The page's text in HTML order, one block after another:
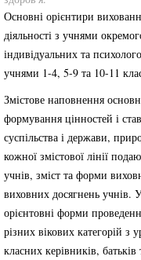
Основні орієнтири
діяльності з учнями
індивідуальних та
учнями 1-4, 5-9 та 10-11
Змістове наповнення
формування цінностей і
суспільства і держави,
кожної змістової лінії
учнів, зміст та форми
виховних досягнень учнів.
орієнтовні форми
різних вікових категорій з
класних керівників, батьків